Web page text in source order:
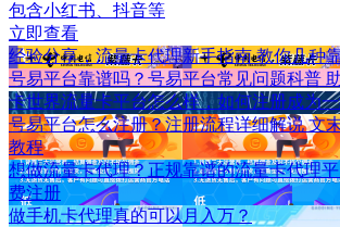
包含小红书、抖音等
立即查看
经验分享，流量卡代理新手指南 教你几种
号易平台靠谱吗？号易平台常见问题科普
卡世界流量卡平台怎么样，如何注册成为一
号易平台怎么注册？注册流程详细解说 文
教程
想做流量卡代理？正规靠谱的流量卡代理
费注册
做手机卡代理真的可以月入万？